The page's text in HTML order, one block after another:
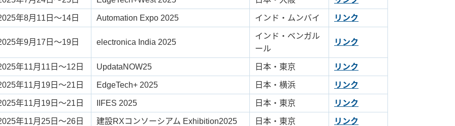
年8月11日～14日 Automation Expo 2025 インド・ムンバイ リンク
年9月17日～19日 electronica India 2025
インド・ベンガル
ール
リンク
年11月11日～12日 UpdataNOW25 日本・東京 リンク
年11月19日～21日 EdgeTech+ 2025 日本・横浜 リンク
年11月19日～21日 IIFES 2025 日本・東京 リンク
年11月25日～26日 建設RXコンソーシアム Exhibition2025 日本・東京 リンク